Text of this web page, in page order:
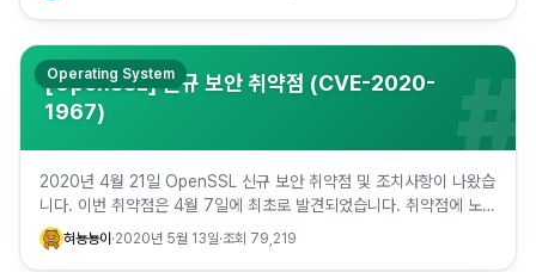
[OpenSSL] 신규 보안 취약점 (CVE-2020-
1967)
#
Operating System
2020년 4월 21일 OpenSSL 신규 보안 취약점 및 조치사항이 나왔습
니다. 이번 취약점은 4월 7일에 최초로 발견되었습니다. 취약점에 노출
된 버전은 1.1.1d/e/f 이며, 1.1.1g 이…
혀뇽뇽이 ·2020년 5월 13일·조회 79,219